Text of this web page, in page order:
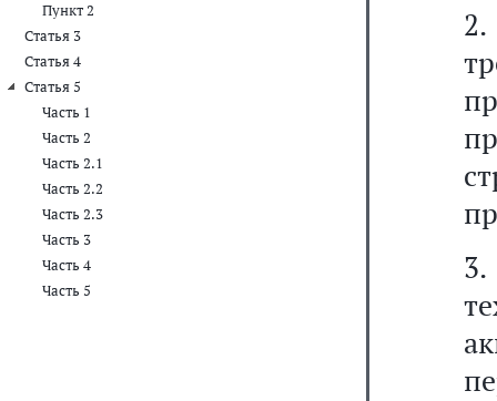
Пункт 2
Статья 3
Статья 4
Статья 5
Часть 1
Часть 2
Часть 2.1
Часть 2.2
Часть 2.3
Часть 3
Часть 4
Часть 5